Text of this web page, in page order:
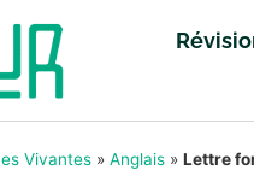
Vivantes » Anglais » Lettre